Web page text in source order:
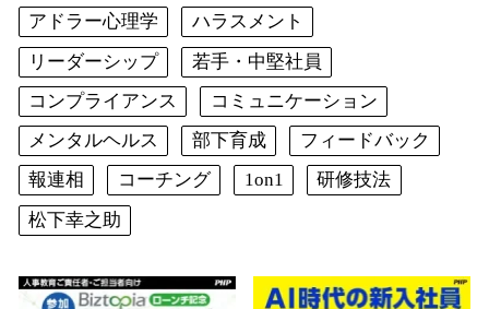
アドラー心理学
ハラスメント
リーダーシップ
若手・中堅社員
コンプライアンス
コミュニケーション
メンタルヘルス
部下育成
フィードバック
報連相
コーチング 1on1
研修技法
松下幸之助